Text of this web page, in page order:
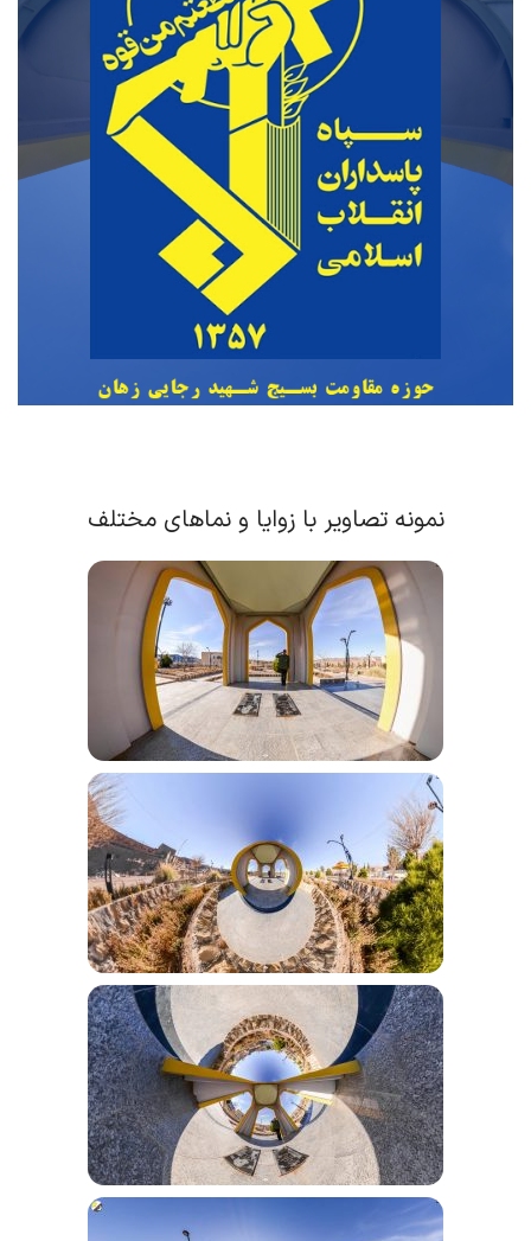
نمونه تصاویر با زوایا و نماهای مختلف